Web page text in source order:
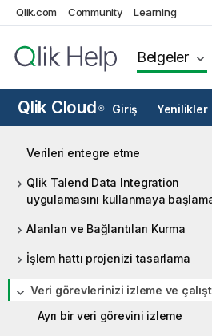
Qlik.com Community Learning
Belgeler
Qlik Cloud ® Giriş Yenilikler
Verileri entegre etme
Qlik Talend Data Integration
uygulamasını kullanmaya
Alanları ve Bağlantıları Kurma
İşlem hattı projenizi tasarlama
Veri görevlerinizi izleme ve
Ayrı bir veri görevini izleme